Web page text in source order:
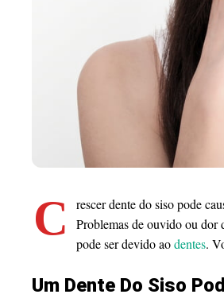
C
rescer dente do siso pode
Problemas de ouvido ou dor
pode ser devido aodentes.
Um Dente Do Siso